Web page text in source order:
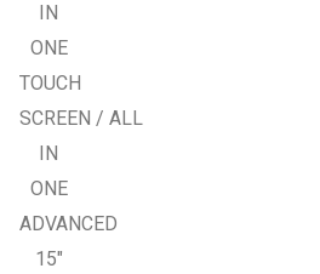
IN
ONE
TOUCH
SCREEN / ALL
IN
ONE
ADVANCED
15″